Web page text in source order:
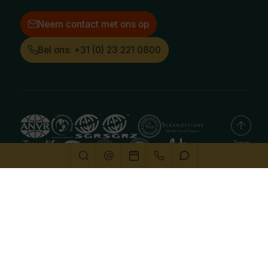
Neem contact met ons op
Bel ons: +31 (0) 23 221 0800